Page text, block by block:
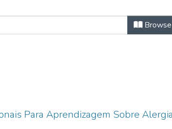
Browse
Para Aprendizagem Sobre